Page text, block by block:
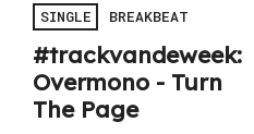
SINGLE BREAKBEAT
#trackvandeweek:
Overmono - Turn
The Page